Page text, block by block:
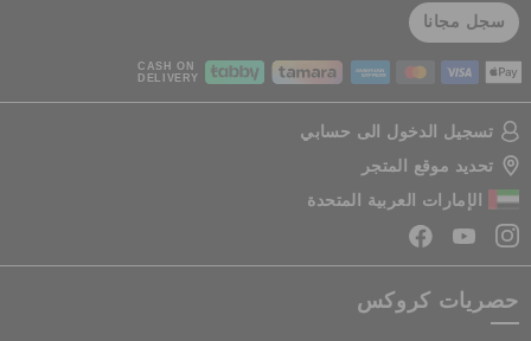
سجل مجانا
CASH ON
DELIVERY
تسجيل الدخول الى حسابي
تحديد موقع المتجر
الإمارات العربية المتحدة
حصريات كروكس